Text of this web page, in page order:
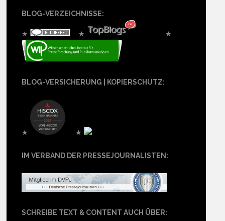
BLOG-VERZEICHNISSE:
★ ★ ★
BLOG-VERSICHERUNG | KOPIERSCHUTZ:
★ ★
IM VERBAND DER PRESSEJOURNALISTEN:
SCHREIBE TEXT & CONTENT AUCH ÜBER: